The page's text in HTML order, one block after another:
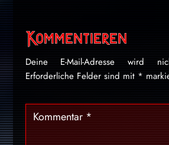
Kommentieren
Deine E-Mail-Adresse wird
Erforderliche Felder sind mit *